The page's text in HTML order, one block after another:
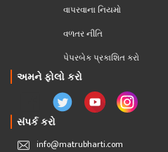
વાપરવાના નિયમો
વળતર નીતિ
પેપરબેક પ્રકાશિત કરો
અમને ફોલો કરો
સંપર્ક કરો
info@matrubharti.com